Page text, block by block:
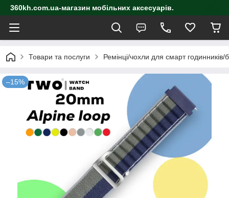
360kh.com.ua-магазин мобільних аксесуарів.
Товари та послуги Ремінці/чохли для смарт годинників/
–15%